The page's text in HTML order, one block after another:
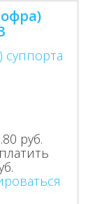
руб.